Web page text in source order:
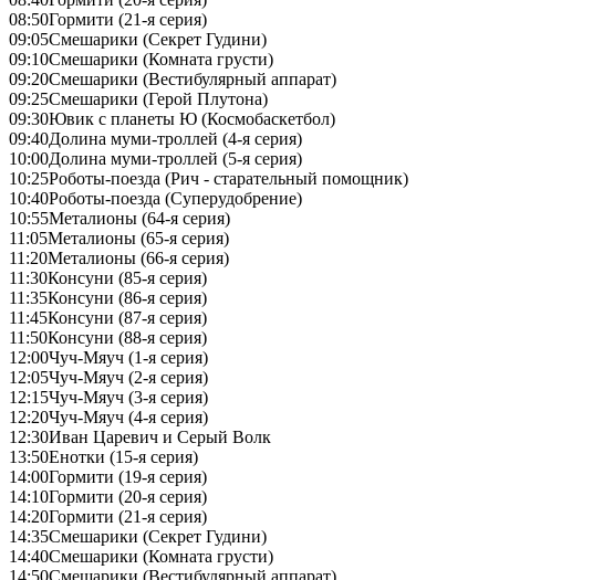
08:50Гормити (21-я серия)
09:05Смешарики (Секрет Гудини)
09:10Смешарики (Комната грусти)
09:20Смешарики (Вестибулярный аппарат)
09:25Смешарики (Герой Плутона)
09:30Ювик с планеты Ю (Космобаскетбол)
09:40Долина муми-троллей (4-я серия)
10:00Долина муми-троллей (5-я серия)
10:25Роботы-поезда (Рич - старательный помощник)
10:40Роботы-поезда (Суперудобрение)
10:55Металионы (64-я серия)
11:05Металионы (65-я серия)
11:20Металионы (66-я серия)
11:30Консуни (85-я серия)
11:35Консуни (86-я серия)
11:45Консуни (87-я серия)
11:50Консуни (88-я серия)
12:00Чуч-Мяуч (1-я серия)
12:05Чуч-Мяуч (2-я серия)
12:15Чуч-Мяуч (3-я серия)
12:20Чуч-Мяуч (4-я серия)
12:30Иван Царевич и Серый Волк
13:50Енотки (15-я серия)
14:00Гормити (19-я серия)
14:10Гормити (20-я серия)
14:20Гормити (21-я серия)
14:35Смешарики (Секрет Гудини)
14:40Смешарики (Комната грусти)
14:50Смешарики (Вестибулярный аппарат)